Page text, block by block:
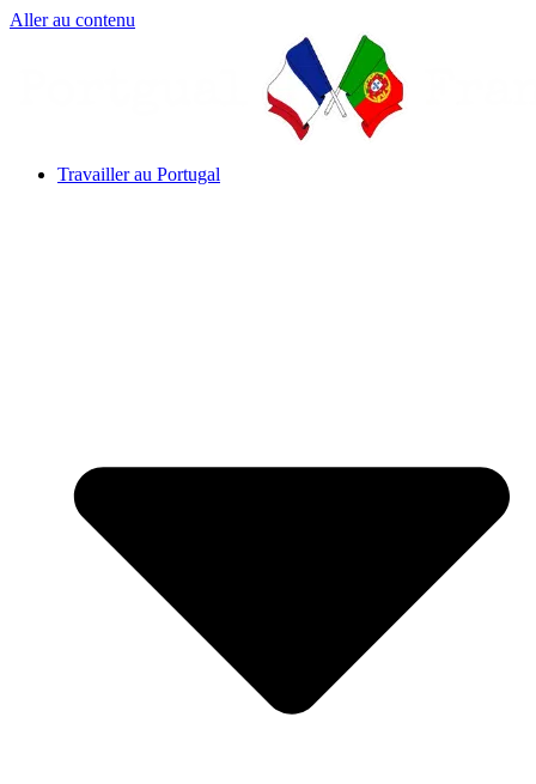
Aller au contenu
Travailler au Portugal